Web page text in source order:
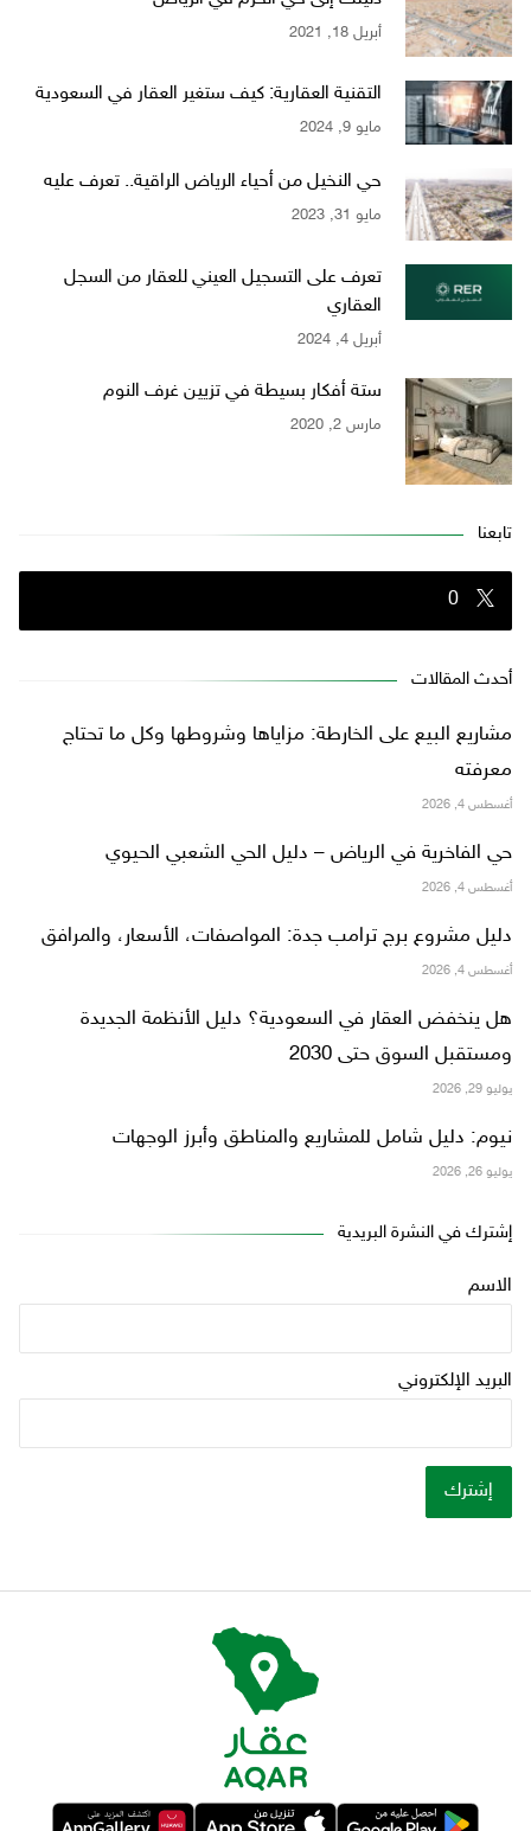
أبريل 18, 2021
التقنية العقارية: كيف ستغير العقار في السعودية
مايو 9, 2024
حي النخيل من أحياء الرياض الراقية.. تعرف عليه
مايو 31, 2023
تعرف على التسجيل العيني للعقار من السجل
العقاري
أبريل 4, 2024
ستة أفكار بسيطة في تزيين غرف النوم
مارس 2, 2020
تابعنا
0
أحدث المقالات
مشاريع البيع على الخارطة: مزاياها وشروطها وكل ما تحتاج
معرفته
أغسطس 4, 2026
حي الفاخرية في الرياض – دليل الحي الشعبي الحيوي
أغسطس 4, 2026
دليل مشروع برج ترامب جدة: المواصفات، الأسعار، والمرافق
أغسطس 4, 2026
هل ينخفض العقار في السعودية؟ دليل الأنظمة الجديدة
ومستقبل السوق حتى 2030
يوليو 29, 2026
نيوم: دليل شامل للمشاريع والمناطق وأبرز الوجهات
يوليو 26, 2026
إشترك في النشرة البريدية
الاسم
البريد الإلكتروني